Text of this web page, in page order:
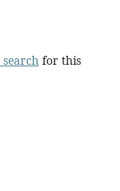
for this